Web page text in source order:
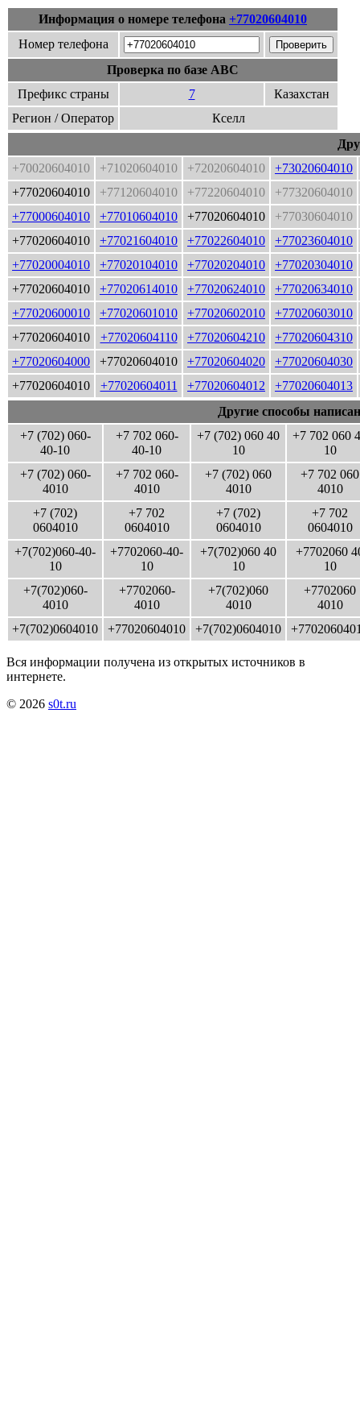
Информация о номере телефона +77020604010
Номер телефона
Проверка по базе ABC
Префикс страны
7
Казахстан
Регион / Оператор
Кселл
+70020604010
+71020604010 +72020604010
+73020604010
+77020604010
+77120604010 +77220604010
+77320604010
+77000604010
+77010604010 +77020604010
+77030604010
+77020604010
+77021604010 +77022604010
+77023604010
+77020004010
+77020104010 +77020204010
+77020304010
+77020604010
+77020614010 +77020624010
+77020634010
+77020600010
+77020601010 +77020602010
+77020603010
+77020604010
+77020604110 +77020604210
+77020604310
+77020604000
+77020604010 +77020604020
+77020604030
+77020604010
+77020604011 +77020604012
+77020604013
Другие способы
+7 (702) 060-
40-10
+7 702 060-
40-10
+7 (702) 060 40
10
+7 702 060
10
+7 (702) 060-
4010
+7 702 060-
4010
+7 (702) 060
4010
+7 702 060
4010
+7 (702)
0604010
+7 702
0604010
+7 (702)
0604010
+7 702
0604010
+7(702)060-40-
10
+7702060-40-
10
+7(702)060 40
10
+7702060
10
+7(702)060-
4010
+7702060-
4010
+7(702)060
4010
+7702060
4010
+7(702)0604010
+77020604010 +7(702)0604010
Вся информации получена из открытых источников в
интернете.
© 2026 s0t.ru